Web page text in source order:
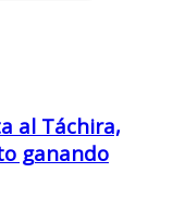
al Táchira,
ganando